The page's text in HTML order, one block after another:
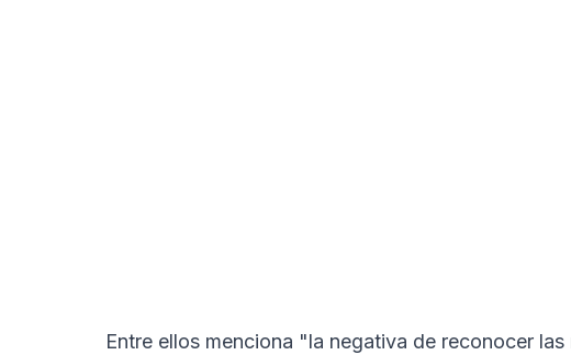
Entre ellos menciona "la negativa de reconocer